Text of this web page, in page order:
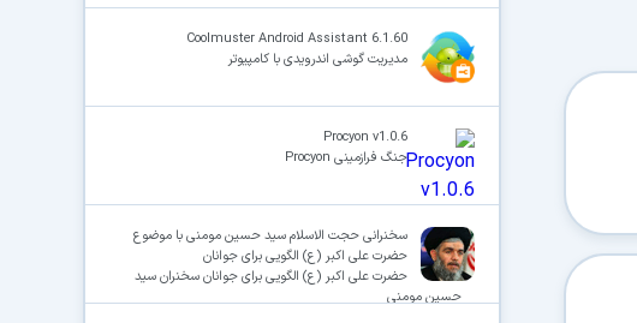
Coolmuster Android Assistant 6.1.60
مدیریت گوشی اندرویدی با کامپیوتر
Procyon v1.0.6
جنگ فرازمینی Procyon
سخنرانی حجت الاسلام سید حسین مومنی با موضوع
حضرت علی اکبر (ع) الگویی برای جوانان
حضرت علی اکبر (ع) الگویی برای جوانان سخنران سید
حسین مومنی